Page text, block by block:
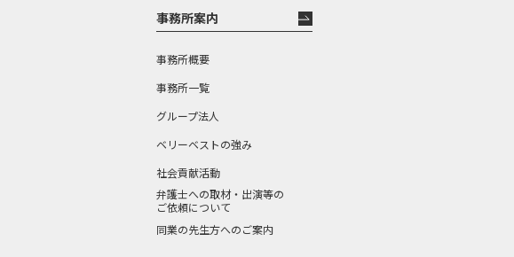
事務所案内
事務所概要
事務所一覧
グループ法人
ベリーベストの強み
社会貢献活動
弁護士への取材・出演等の
ご依頼について
同業の先生方へのご案内